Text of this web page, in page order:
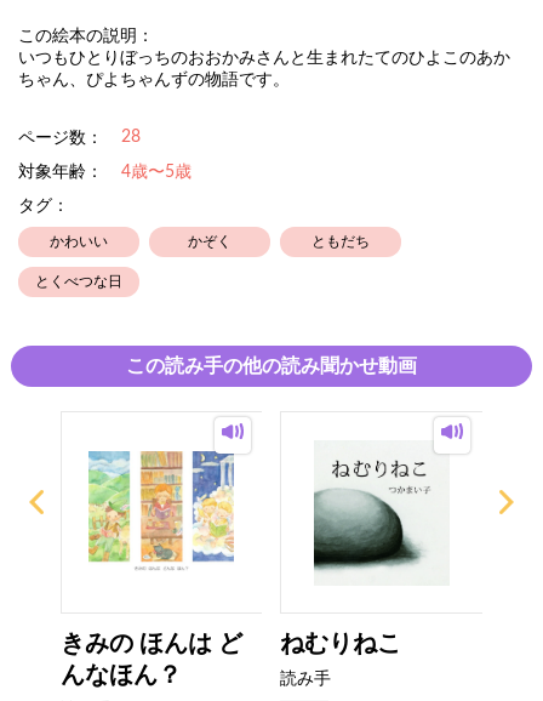
この絵本の説明：
いつもひとりぼっちのおおかみさんと生まれたてのひよこのあか
ちゃん、ぴよちゃんずの物語です。
ページ数： 28
対象年齢：
4歳〜5歳
タグ：
かわいい かぞく ともだち
とくべつな日
この読み手の他の読み聞かせ動画
きみの ほんは ど
んなほん？
ねむりねこ
読み手